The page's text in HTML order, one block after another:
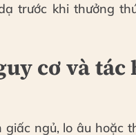
trước khi thưởng
cơ và
ngủ, lo âu hoặc